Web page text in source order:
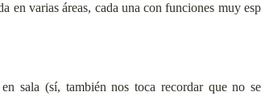
varias áreas, cada una con funciones muy
sala (sí, también nos toca recordar que no